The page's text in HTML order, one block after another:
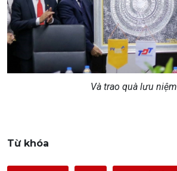
Và trao quà lưu niệm
Từ khóa